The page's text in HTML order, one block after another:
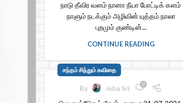
நாடு தீவிர வளம் நானா நீயா போட்டிக் களம்
நாளும் நடக்கும் அழிவின் யுத்தம் நாலா
புறமும் குண்டின்...
CONTINUE READING
சந்தம் சிந்தும் கவிதை
By Jeba Sri 0